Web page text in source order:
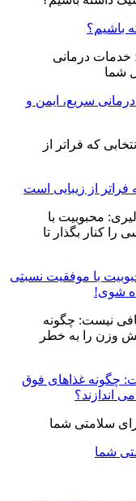
باشیم؟
سریع، ایمن و
از زیبایی است
با موفقیت نسبتی
شوی!
چگونه غذاهای فوق
اندازند؟
شما